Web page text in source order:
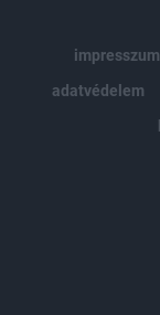
impresszum
adatvédelem